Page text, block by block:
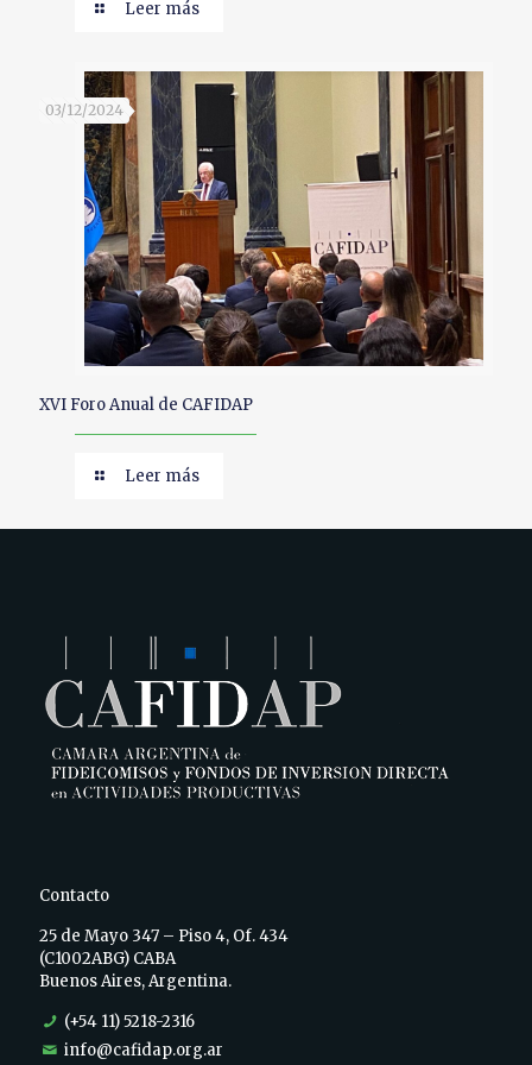
Leer más
03/12/2024
XVI Foro Anual de CAFIDAP
Leer más
Contacto
25 de Mayo 347 – Piso 4, Of. 434
(C1002ABG) CABA
Buenos Aires, Argentina.
(+54 11) 5218-2316
info@cafidap.org.ar